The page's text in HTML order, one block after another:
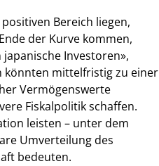
Bereich liegen,
der Kurve kommen,
Investoren»,
könnten mittelfristig zu einer
Vermögenswerte
Fiskalpolitik schaffen.
leisten – unter dem
Umverteilung des
bedeuten.